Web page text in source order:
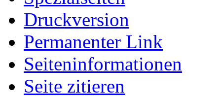
Druckversion
Permanenter Link
Seiten­informationen
Seite zitieren